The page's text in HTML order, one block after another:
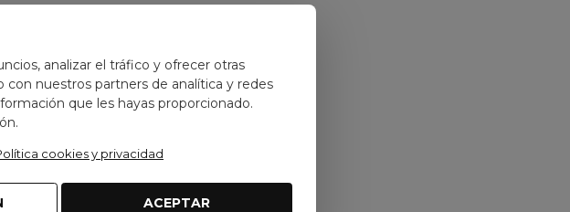
analizar el tráfico y ofrecer otras
nuestros partners de analítica y redes
que les hayas proporcionado.
cookies y privacidad
ACEPTAR